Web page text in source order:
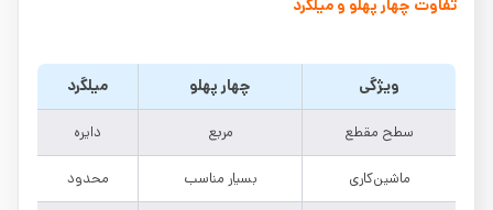
تفاوت چهار پهلو و میلگرد
ویژگی چهار پهلو میلگرد
سطح مقطع مربع دایره
ماشین‌کاری بسیار مناسب محدود